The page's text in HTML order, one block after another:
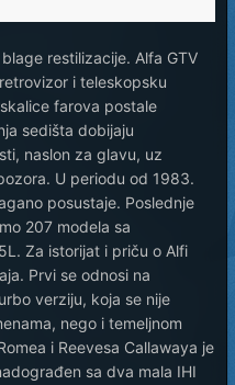
restilizacije. Alfa GTV
i teleskopsku
farova postale
sedišta dobijaju
naslon za glavu, uz
U periodu od 1983.
posustaje. Poslednje
207 modela sa
Za istorijat i priču o Alfi
Prvi se odnosi na
verziju, koja se nije
nego i temeljnom
i Reevesa Callawaya je
sa dva mala IHI